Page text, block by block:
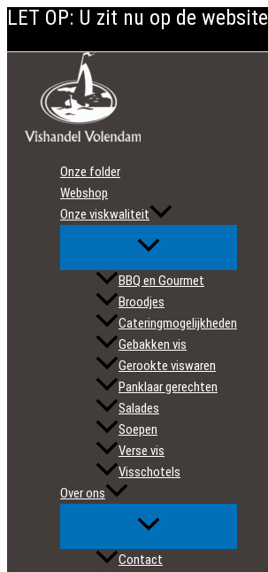
LET OP: U zit nu op de
Onze folder
Webshop
Onze viskwaliteit
BBQ en Gourmet
Broodjes
Cateringmogelijkheden
Gebakken vis
Gerookte viswaren
Panklaar gerechten
Salades
Soepen
Verse vis
Visschotels
Over ons
Contact